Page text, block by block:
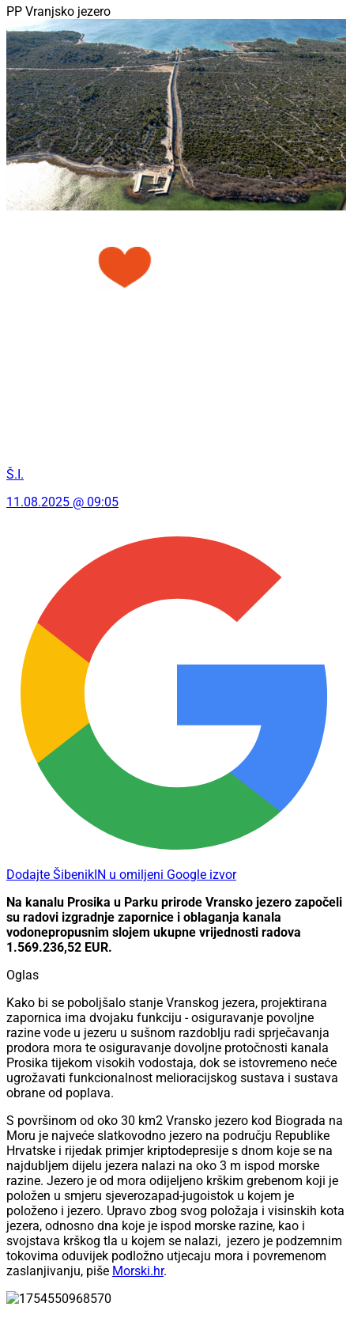
PP Vranjsko jezero
Š.I.
11.08.2025 @ 09:05
Dodajte ŠibenikIN u omiljeni Google izvor
Na kanalu Prosika u Parku prirode Vransko jezero započeli
su radovi izgradnje zapornice i oblaganja kanala
vodonepropusnim slojem ukupne vrijednosti radova
1.569.236,52 EUR.
Oglas
Kako bi se poboljšalo stanje Vranskog jezera, projektirana
zapornica ima dvojaku funkciju - osiguravanje povoljne
razine vode u jezeru u sušnom razdoblju radi sprječavanja
prodora mora te osiguravanje dovoljne protočnosti kanala
Prosika tijekom visokih vodostaja, dok se istovremeno neće
ugrožavati funkcionalnost melioracijskog sustava i sustava
obrane od poplava.
S površinom od oko 30 km2 Vransko jezero kod Biograda na
Moru je najveće slatkovodno jezero na području Republike
Hrvatske i rijedak primjer kriptodepresije s dnom koje se na
najdubljem dijelu jezera nalazi na oko 3 m ispod morske
razine. Jezero je od mora odijeljeno krškim grebenom koji je
položen u smjeru sjeverozapad-jugoistok u kojem je
položeno i jezero. Upravo zbog svog položaja i visinskih kota
jezera, odnosno dna koje je ispod morske razine, kao i
svojstava krškog tla u kojem se nalazi, jezero je podzemnim
tokovima oduvijek podložno utjecaju mora i povremenom
zaslanjivanju, piše Morski.hr.